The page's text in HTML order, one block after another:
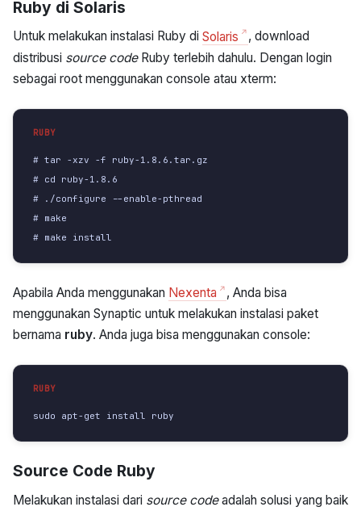
Ruby di Solaris
Untuk melakukan instalasi Ruby di Solaris
, download
distribusi source codeRuby terlebih dahulu. Dengan login
sebagai root menggunakan console atau xterm:
# tar -xzv -f ruby-1.8.6.tar.gz
# cd ruby-1.8.6
# ./configure --enable-pthread
# make
# make install
Apabila Anda menggunakan Nexenta
, Anda bisa
menggunakan Synaptic untuk melakukan instalasi paket
bernama ruby. Anda juga bisa menggunakan console:
sudo apt-get install ruby
Source Code Ruby
Melakukan instalasi dari source codeadalah solusi yang baik